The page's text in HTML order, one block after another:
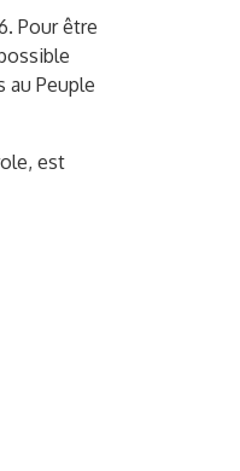
Pour être
au Peuple
est